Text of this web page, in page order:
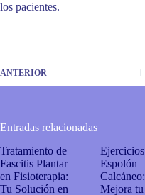
los pacientes.
ANTERIOR
Entradas relacionadas
Tratamiento de
Fascitis Plantar
en Fisioterapia:
Tu Solución en
Ejercicios
Espolón
Calcáneo:
Mejora